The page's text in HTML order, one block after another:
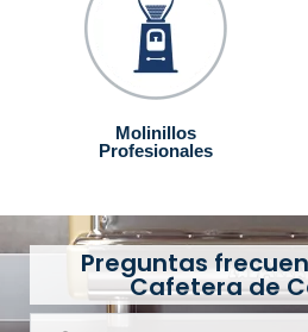
Molinillos
Profesionales
Preguntas
Cafetera de